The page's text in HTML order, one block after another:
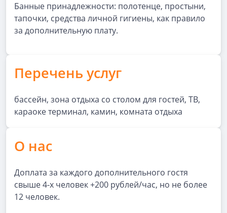
Банные принадлежности: полотенце, простыни,
тапочки, средства личной гигиены, как правило
за дополнительную плату.
Перечень услуг
бассейн, зона отдыха со столом для гостей, ТВ,
караоке терминал, камин, комната отдыха
О нас
Доплата за каждого дополнительного гостя
свыше 4-х человек +200 рублей/час, но не более
12 человек.